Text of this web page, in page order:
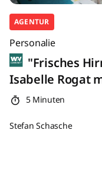
AGENTUR
Personalie
"Frisches
Isabelle Rogat
5 Minuten
Stefan Schasche